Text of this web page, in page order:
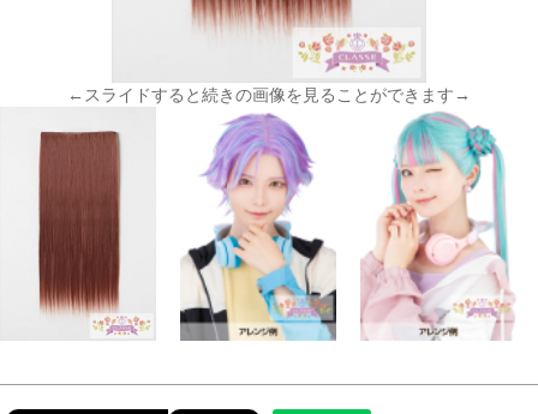
←スライドすると続きの画像を見ることができます→